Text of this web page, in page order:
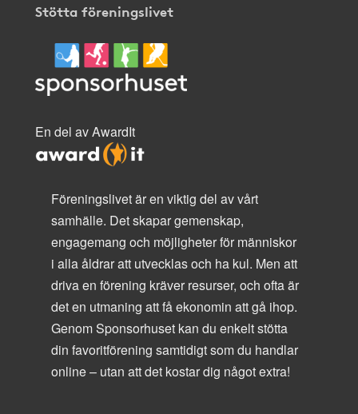
Stötta föreningslivet
En del av AwardIt
Föreningslivet är en viktig del av vårt
samhälle. Det skapar gemenskap,
engagemang och möjligheter för människor
i alla åldrar att utvecklas och ha kul. Men att
driva en förening kräver resurser, och ofta är
det en utmaning att få ekonomin att gå ihop.
Genom Sponsorhuset kan du enkelt stötta
din favoritförening samtidigt som du handlar
online – utan att det kostar dig något extra!